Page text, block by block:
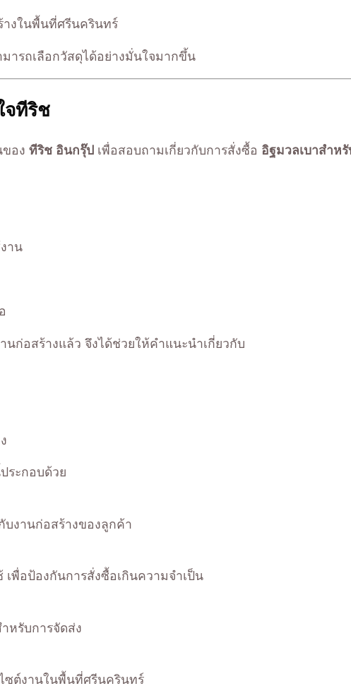
งในพื้นที่ศรีนครินทร์
ารถเลือกวัสดุได้อย่างมั่นใจมากขึ้น
ทีริช
อง ทีริช อินกรุ๊ป เพื่อสอบถามเกี่ยวกับการสั่งซื้อ อิฐมวลเบาสำห
าน
นก่อสร้างแล้ว จึงได้ช่วยให้คำแนะนำเกี่ยวกับ
ระกอบด้วย
บงานก่อสร้างของลูกค้า
พื่อป้องกันการสั่งซื้อเกินความจำเป็น
หรับการจัดส่ง
ซต์งานในพื้นที่ศรีนครินทร์